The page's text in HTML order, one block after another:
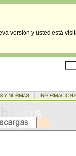
versión y usted está